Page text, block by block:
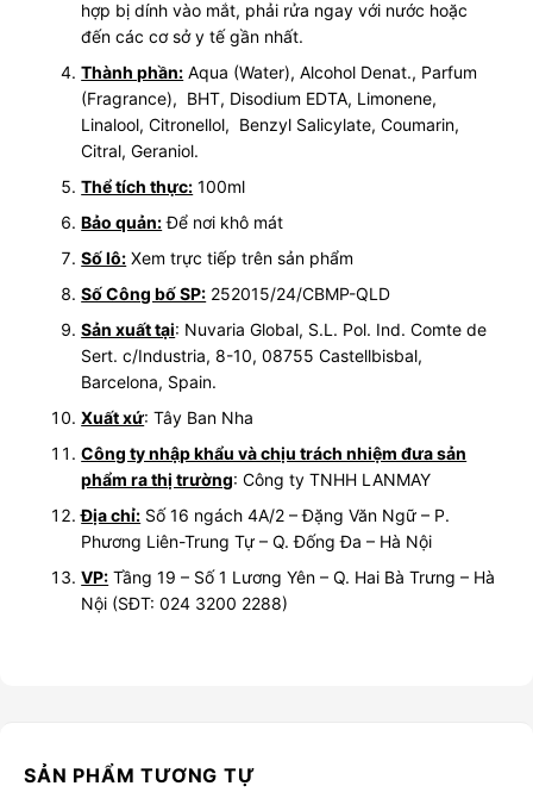
hợp bị dính vào mắt, phải rửa ngay với nước hoặc
đến các cơ sở y tế gần nhất.
Thành phần: Aqua (Water), Alcohol Denat., Parfum
(Fragrance), BHT, Disodium EDTA, Limonene,
Linalool, Citronellol, Benzyl Salicylate, Coumarin,
Citral, Geraniol.
Thể tích thực: 100ml
Bảo quản:Để nơi khô mát
Số lô: Xem trực tiếp trên sản phẩm
Số Công bố SP: 252015/24/CBMP-QLD
Sản xuất tại: Nuvaria Global, S.L. Pol. Ind. Comte de
Sert. c/Industria, 8-10, 08755 Castellbisbal,
Barcelona, Spain.
Xuất xứ: Tây Ban Nha
Công ty nhập khẩu và chịu trách nhiệm đưa sản
phẩm ra thị trường: Công ty TNHH LANMAY
Địa chỉ: Số 16 ngách 4A/2 – Đặng Văn Ngữ – P.
Phương Liên-Trung Tự – Q. Đống Đa – Hà Nội
VP: Tầng 19 – Số 1 Lương Yên – Q. Hai Bà Trưng – Hà
Nội (SĐT: 024 3200 2288)
SẢN PHẨM TƯƠNG TỰ